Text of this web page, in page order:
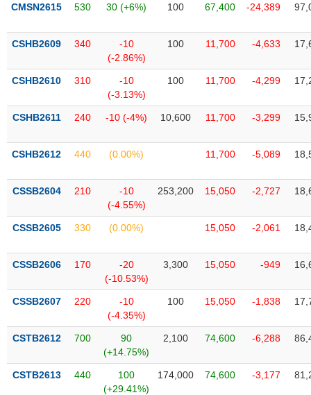
CMSN2615 530 30 (+6%) 100 67,400 -24,389
CSHB2609 340
-10
(-2.86%)
100 11,700 -4,633
CSHB2610 310
-10
(-3.13%)
100 11,700 -4,299
CSHB2611 240 -10 (-4%) 10,600 11,700 -3,299
CSHB2612 440 (0.00%) 11,700 -5,089
CSSB2604 210
-10
(-4.55%)
253,200 15,050 -2,727
CSSB2605 330 (0.00%) 15,050 -2,061
CSSB2606 170
-20
(-10.53%)
3,300 15,050 -949
CSSB2607 220
-10
(-4.35%)
100 15,050 -1,838
CSTB2612 700
90
(+14.75%)
2,100 74,600 -6,288
CSTB2613 440
100
(+29.41%)
174,000 74,600 -3,177
thông
tài
liệu
tài